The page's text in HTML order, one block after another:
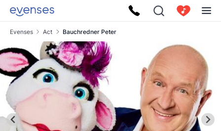
Evenses Act Bauchredner Peter